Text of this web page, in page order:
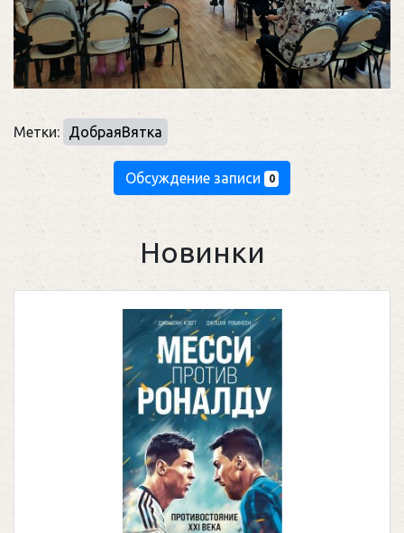
Метки: ДобраяВятка
Обсуждение записи 0
Новинки